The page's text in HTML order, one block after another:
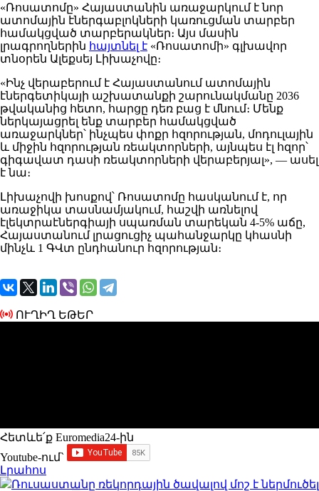
«Ռոսատոմը» Հայաստանին առաջարկում է նոր
ատոմային էներգաբլոկների կառուցման տարբեր
համակցված տարբերակներ։ Այս մասին
լրագրողներին հայտնել է «Ռոսատոմի» գլխավոր
տնօրեն Ալեքսեյ Լիխաչովը։
«Ինչ վերաբերում է Հայաստանում ատոմային
էներգետիկայի աշխատանքի շարունակմանը 2036
թվականից հետո, հարցը դեռ բաց է մնում։ Մենք
ներկայացրել ենք տարբեր համակցված
առաջարկներ՝ ինչպես փոքր հզորության, մոդուլային
և միջին հզորության ռեակտորների, այնպես էլ հզոր՝
գիգավատ դասի ռեակտորների վերաբերյալ», — ասել
է նա։
Լիխաչովի խոսքով՝ Ռոսատոմը հասկանում է, որ
առաջիկա տասնամյակում, հաշվի առնելով
էլեկտրաէներգիայի սպառման տարեկան 4-5% աճը,
Հայաստանում լրացուցիչ պահանջարկը կհասնի
մինչև 1 ԳՎտ ընդհանուր հզորության։
ՈՒՂԻՂ ԵԹԵՐ
Հետևե՛ք Euromedia24-ին
Youtube-ում`
Լրահոս
Ռուսաստանը ռեկորդային ծավալով մոշ է ներմուծել